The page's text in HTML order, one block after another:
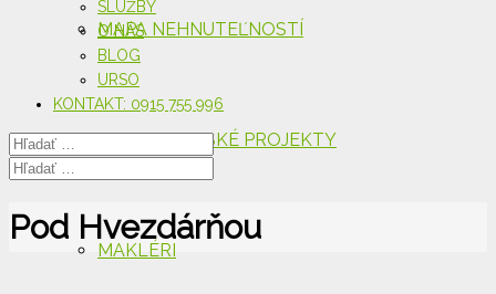
MAPA NEHNUTEĽNOSTÍ
DEVELOPERSKÉ PROJEKTY
MAKLÉRI
SLUŽBY
O NÁS
BLOG
URSO
KONTAKT: 0915 755 996
Pod Hvezdárňou